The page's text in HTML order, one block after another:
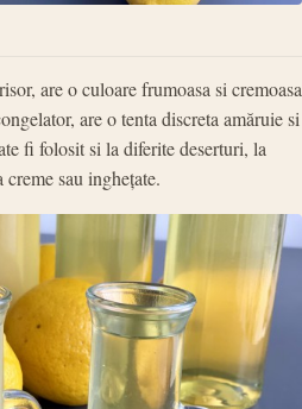
are o culoare frumoasa si cremoasa
are o tenta discreta amăruie si
fi folosit si la diferite deserturi, la
sau inghețate.